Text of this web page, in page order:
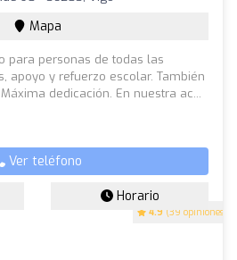
4.9 (39 opiniones)
Mapa
para personas de todas las
apoyo y refuerzo escolar. También
dedicación. En nuestra ac...
Ver teléfono
Horario